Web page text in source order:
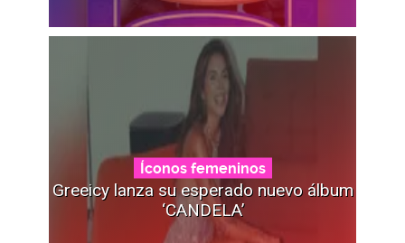
Íconos femeninos
Greeicy lanza su esperado nuevo álbum
‘CANDELA’